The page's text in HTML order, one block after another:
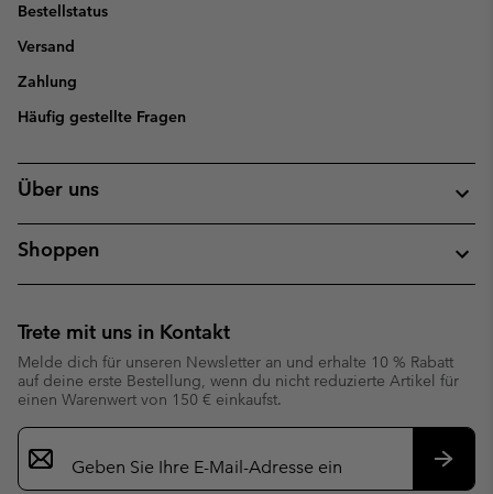
Bestellstatus
Versand
Zahlung
Häufig gestellte Fragen
Über uns
Shoppen
Trete mit uns in Kontakt
Melde dich für unseren Newsletter an und erhalte 10 % Rabatt
auf deine erste Bestellung, wenn du nicht reduzierte Artikel für
einen Warenwert von 150 € einkaufst.
Newsletter-
Anmeldung